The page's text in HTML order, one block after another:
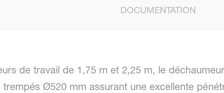
DOCUMENTATION
de travail de 1,75 m et 2,25 m, le
Ø520 mm assurant une excellente